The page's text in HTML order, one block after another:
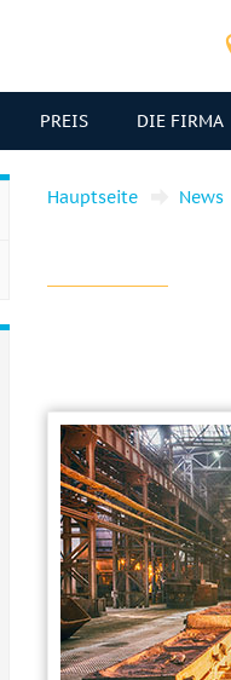
PREIS DIE FIRMA
Hauptseite News